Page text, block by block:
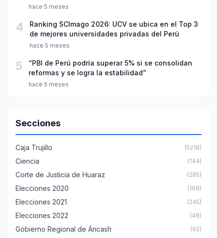
año escolar 2026
hace 5 meses
4
Ranking SCImago 2026: UCV se ubica en el Top 3
de mejores universidades privadas del Perú
hace 5 meses
5
“PBI de Perú podría superar 5% si se consolidan
reformas y se logra la estabilidad”
hace 5 meses
Secciones
Caja Trujillo (5218)
Ciencia (144)
Corte de Justicia de Huaraz (285)
Elecciones 2020 (168)
Elecciones 2021 (245)
Elecciones 2022 (48)
Gobierno Regional de Áncash (92)